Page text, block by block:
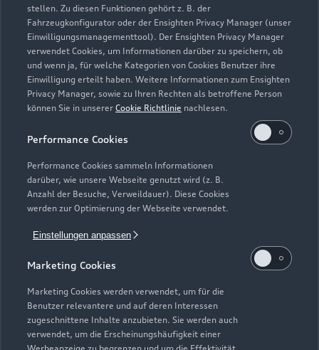
stellen. Zu diesen Funktionen gehört z. B. der
Fahrzeugkonfigurator oder der Ensighten Privacy Manager (unser
Einwilligungsmanagementtool). Der Ensighten Privacy Manager
verwendet Cookies, um Informationen darüber zu speichern, ob
und wenn ja, für welche Kategorien von Cookies Benutzer ihre
Einwilligung erteilt haben. Weitere Informationen zum Ensighten
Privacy Manager, sowie zu Ihren Rechten als betroffene Person
können Sie in unserer Cookie Richtlinie nachlesen.
Performance Cookies
Performance Cookies sammeln Informationen
darüber, wie unsere Webseite genutzt wird (z. B.
Anzahl der Besuche, Verweildauer). Diese Cookies
werden zur Optimierung der Webseite verwendet.
Einstellungen anpassen
Marketing Cookies
Marketing Cookies werden verwendet, um für die
Benutzer relevantere und auf deren Interessen
zugeschnittene Inhalte anzubieten. Sie werden auch
verwendet, um die Erscheinungshäufigkeit einer
Zurück nach oben
Modelle
Elektromodelle
Plug-in-Hybride
Neuwagensuche
Gebrauchtwagensuche
Geschäftskunden
Service & Zubehör
Saisonale Angebote
Audi Services
Garantie
Audi digital services
myAudi
Support
Audi Code
Häufige Fragen (FAQ)
Über Audi
Unternehmen
Karriere
Investor Relations